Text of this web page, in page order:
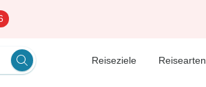
Reiseziele Reisearten